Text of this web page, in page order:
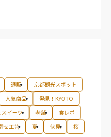
通販
京都観光スポット
人気商品
発見！KYOTO
スイーツ 老舗
食レポ
せ工芸 夏 伏見 桜